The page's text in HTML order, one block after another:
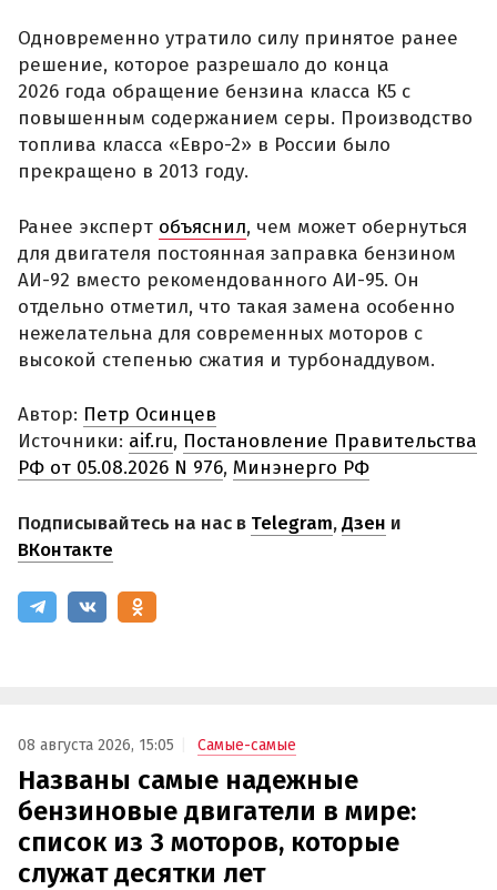
Одновременно утратило силу принятое ранее
решение, которое разрешало до конца
2026 года обращение бензина класса К5 с
повышенным содержанием серы. Производство
топлива класса «Евро-2» в России было
прекращено в 2013 году.
Ранее эксперт объяснил, чем может обернуться
для двигателя постоянная заправка бензином
АИ-92 вместо рекомендованного АИ-95. Он
отдельно отметил, что такая замена особенно
нежелательна для современных моторов с
высокой степенью сжатия и турбонаддувом.
Автор: Петр Осинцев
Источники: aif.ru, Постановление Правительства
РФ от 05.08.2026 N 976, Минэнерго РФ
Подписывайтесь на нас в Telegram,Дзен и
ВКонтакте
08 августа 2026, 15:05 Самые-самые
Названы самые надежные
бензиновые двигатели в мире:
список из 3 моторов, которые
служат десятки лет